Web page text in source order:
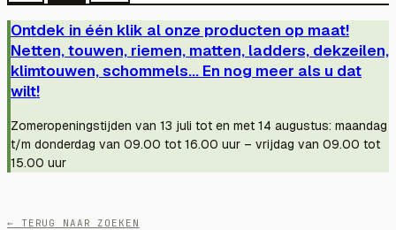
Ontdek in één klik al onze producten op maat!
Netten, touwen, riemen, matten, ladders, dekzeilen,
klimtouwen, schommels... En nog meer als u dat
wilt!
Zomeropeningstijden van 13 juli tot en met 14 augustus: maandag
t/m donderdag van 09.00 tot 16.00 uur – vrijdag van 09.00 tot
15.00 uur
← TERUG NAAR ZOEKEN